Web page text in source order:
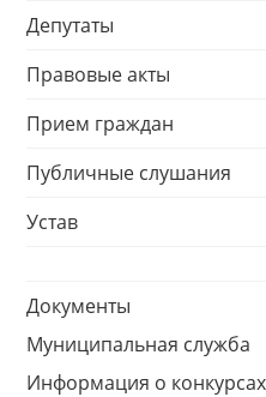
Депутаты
Правовые акты
Прием граждан
Публичные слушания
Устав
Документы
Муниципальная служба
Информация о